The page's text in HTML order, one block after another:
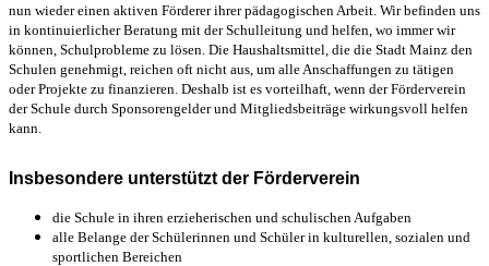
nun wieder einen aktiven Förderer ihrer pädagogischen Arbeit. Wir befinden uns
in kontinuierlicher Beratung mit der Schulleitung und helfen, wo immer wir
können, Schulprobleme zu lösen. Die Haushaltsmittel, die die Stadt Mainz den
Schulen genehmigt, reichen oft nicht aus, um alle Anschaffungen zu tätigen
oder Projekte zu finanzieren. Deshalb ist es vorteilhaft, wenn der Förderverein
der Schule durch Sponsorengelder und Mitgliedsbeiträge wirkungsvoll helfen
kann.
Insbesondere unterstützt der Förderverein
die Schule in ihren erzieherischen und schulischen Aufgaben
alle Belange der Schülerinnen und Schüler in kulturellen, sozialen und
sportlichen Bereichen